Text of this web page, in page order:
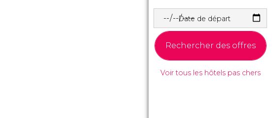
Date de départ
Rechercher des offres
Voir tous les hôtels pas chers